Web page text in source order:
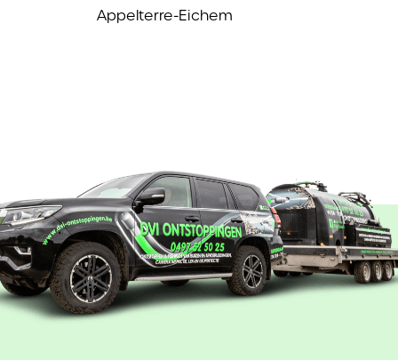
Appelterre-Eichem